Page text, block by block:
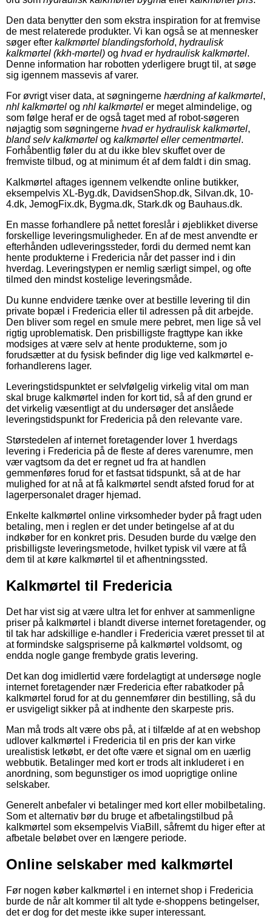
Den data benytter den som ekstra inspiration for at fremvise
de mest relaterede produkter. Vi kan også se at mennesker
søger efter kalkmørtel blandingsforhold, hydraulisk
kalkmørtel (kkh-mørtel) og hvad er hydraulisk kalkmørtel.
Denne information har robotten yderligere brugt til, at søge
sig igennem massevis af varer.
For øvrigt viser data, at søgningerne hærdning af kalkmørtel,
nhl kalkmørtel og nhl kalkmørtel er meget almindelige, og
som følge heraf er de også taget med af robot-søgeren
nøjagtig som søgningerne hvad er hydraulisk kalkmørtel,
bland selv kalkmørtel og kalkmørtel eller cementmørtel.
Forhåbentlig føler du at du ikke blev skuffet over de
fremviste tilbud, og at minimum ét af dem faldt i din smag.
Kalkmørtel aftages igennem velkendte online butikker,
eksempelvis XL-Byg.dk, DavidsenShop.dk, Silvan.dk, 10-
4.dk, JemogFix.dk, Bygma.dk, Stark.dk og Bauhaus.dk.
En masse forhandlere på nettet foreslår i øjeblikket diverse
forskellige leveringsmuligheder. En af de mest anvendte er
efterhånden udleveringssteder, fordi du dermed nemt kan
hente produkterne i Fredericia når det passer ind i din
hverdag. Leveringstypen er nemlig særligt simpel, og ofte
tilmed den mindst kostelige leveringsmåde.
Du kunne endvidere tænke over at bestille levering til din
private bopæl i Fredericia eller til adressen på dit arbejde.
Den bliver som regel en smule mere pebret, men lige så vel
rigtig uproblematisk. Den prisbilligste fragttype kan ikke
modsiges at være selv at hente produkterne, som jo
forudsætter at du fysisk befinder dig lige ved kalkmørtel e-
forhandlerens lager.
Leveringstidspunktet er selvfølgelig virkelig vital om man
skal bruge kalkmørtel inden for kort tid, så af den grund er
det virkelig væsentligt at du undersøger det anslåede
leveringstidspunkt for Fredericia på den relevante vare.
Størstedelen af internet foretagender lover 1 hverdags
levering i Fredericia på de fleste af deres varenumre, men
vær vagtsom da det er regnet ud fra at handlen
gemmenføres forud for et fastsat tidspunkt, så at de har
mulighed for at nå at få kalkmørtel sendt afsted forud for at
lagerpersonalet drager hjemad.
Enkelte kalkmørtel online virksomheder byder på fragt uden
betaling, men i reglen er det under betingelse af at du
indkøber for en konkret pris. Desuden burde du vælge den
prisbilligste leveringsmetode, hvilket typisk vil være at få
dem til at køre kalkmørtel til et afhentningssted.
Kalkmørtel til Fredericia
Det har vist sig at være ultra let for enhver at sammenligne
priser på kalkmørtel i blandt diverse internet foretagender, og
til tak har adskillige e-handler i Fredericia været presset til at
at formindske salgspriserne på kalkmørtel voldsomt, og
endda nogle gange frembyde gratis levering.
Det kan dog imidlertid være fordelagtigt at undersøge nogle
internet foretagender nær Fredericia efter rabatkoder på
kalkmørtel forud for at du gennemfører din bestilling, så du
er usvigeligt sikker på at indhente den skarpeste pris.
Man må trods alt være obs på, at i tilfælde af at en webshop
udlover kalkmørtel i Fredericia til en pris der kan virke
urealistisk letkøbt, er det ofte være et signal om en uærlig
webbutik. Betalinger med kort er trods alt inkluderet i en
anordning, som begunstiger os imod uoprigtige online
selskaber.
Generelt anbefaler vi betalinger med kort eller mobilbetaling.
Som et alternativ bør du bruge et afbetalingstilbud på
kalkmørtel som eksempelvis ViaBill, såfremt du higer efter at
afbetale beløbet over en længere periode.
Online selskaber med kalkmørtel
Før nogen køber kalkmørtel i en internet shop i Fredericia
burde de når alt kommer til alt tyde e-shoppens betingelser,
det er dog for det meste ikke super interessant.